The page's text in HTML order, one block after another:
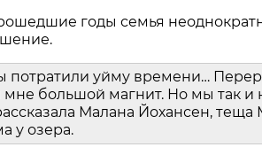
годы семья
потратили уйму времени…
мне большой магнит. Но мы так и
Малана Йохансен, теща
у озера.